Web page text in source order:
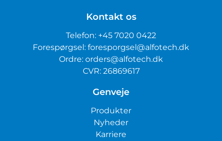
Kontakt os
Telefon: +45 7020 0422
Forespørgsel: foresporgsel@alfotech.dk
Ordre: orders@alfotech.dk
CVR: 26869617
Genveje
Produkter
Nyheder
Karriere